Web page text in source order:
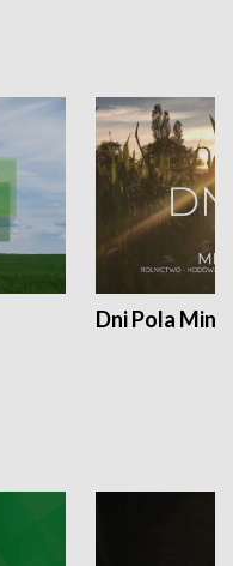
Dni Pola